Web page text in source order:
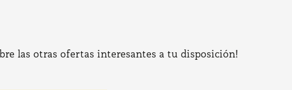
las otras ofertas interesantes a tu disposición!